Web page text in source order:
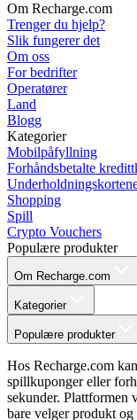
Om Recharge.com
Trenger du hjelp?
Slik fungerer det
Om oss
For bedrifter
Operatører
Land
Blogg
Kategorier
Mobilpåfyllning
Forhåndsbetalte
Shopping
Spill
Crypto Vouchers
Populære produkter
Om Recharge.com
Kategorier
Populære produkter
Hos Recharge.com
spillkuponger eller
sekunder. Plattformen
bare velger produkt